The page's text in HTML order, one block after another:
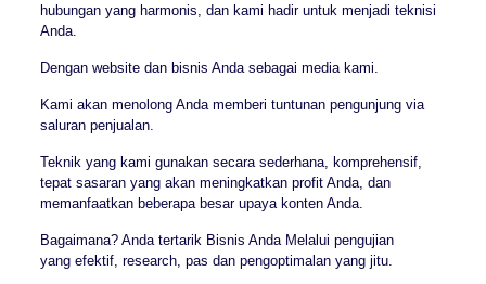
hubungan yang harmonis, dan kami hadir untuk menjadi teknisi
Anda.
Dengan website dan bisnis Anda sebagai media kami.
Kami akan menolong Anda memberi tuntunan pengunjung via
saluran penjualan.
Teknik yang kami gunakan secara sederhana, komprehensif,
tepat sasaran yang akan meningkatkan profit Anda, dan
memanfaatkan beberapa besar upaya konten Anda.
Bagaimana? Anda tertarik Bisnis Anda Melalui pengujian
yang efektif, research, pas dan pengoptimalan yang jitu.